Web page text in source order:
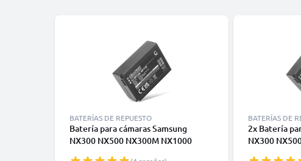
BATERÍAS DE REPUESTO
Batería para cámaras Samsung
NX300 NX500 NX300M NX1000
BATERÍAS DE
2x Batería
NX300